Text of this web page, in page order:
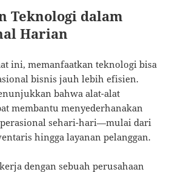
Teknologi dalam
Harian
ini, memanfaatkan teknologi bisa
bisnis jauh lebih efisien.
bahwa alat-alat
membantu menyederhanakan
sehari-hari—mulai dari
hingga layanan pelanggan.
dengan sebuah perusahaan